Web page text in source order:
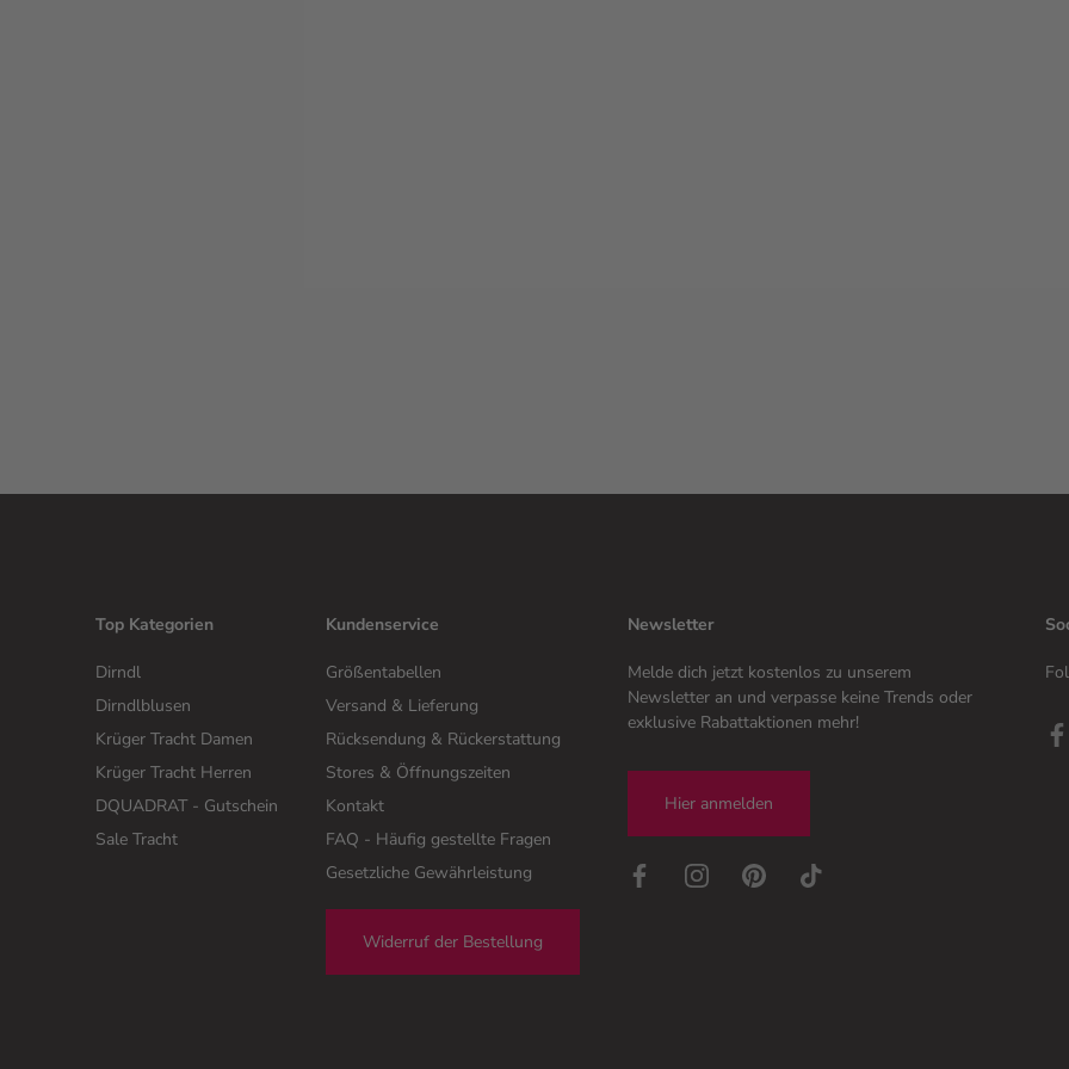
Top Kategorien
Dirndl
Dirndlblusen
Krüger Tracht Damen
Krüger Tracht Herren
DQUADRAT - Gutschein
Sale Tracht
Kundenservice
Größentabellen
Versand & Lieferung
Rücksendung & Rückerstattung
Stores & Öffnungszeiten
Kontakt
FAQ - Häufig gestellte Fragen
Gesetzliche Gewährleistung
Widerruf der Bestellung
Newsletter
Melde dich jetzt kostenlos zu unserem
Newsletter an und verpasse keine Trends oder
exklusive Rabattaktionen mehr!
Hier anmelden